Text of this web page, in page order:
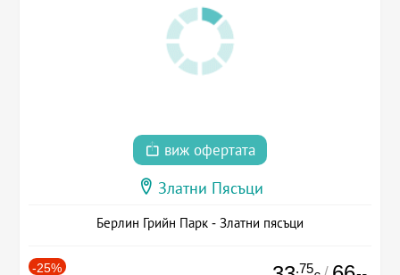
виж офертата
Златни Пясъци
Берлин Грийн Парк - Златни пясъци
-25% .75